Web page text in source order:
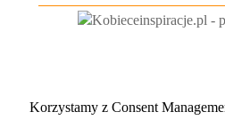
Korzystamy z Consent